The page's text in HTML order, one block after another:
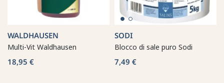
WALDHAUSEN
Multi-Vit Waldhausen
18,95 €
SODI
Blocco di sale puro Sodi
7,49 €